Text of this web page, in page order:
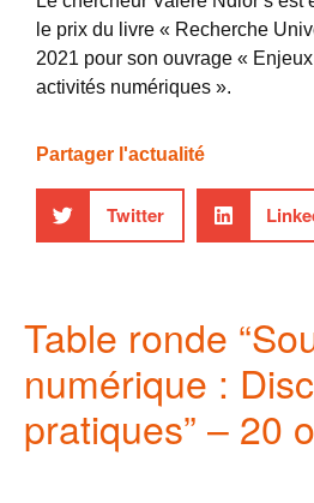
le prix du livre « Recherche
2021 pour son ouvrage «
activités numériques ».
Partager l'actualité
Twitter
Table ronde
numérique :
pratiques” – 20